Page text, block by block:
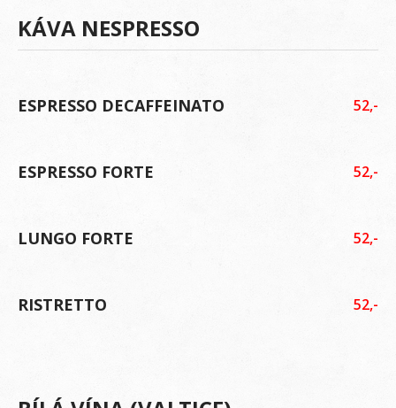
KÁVA NESPRESSO
ESPRESSO DECAFFEINATO 52,-
ESPRESSO FORTE 52,-
LUNGO FORTE 52,-
RISTRETTO 52,-